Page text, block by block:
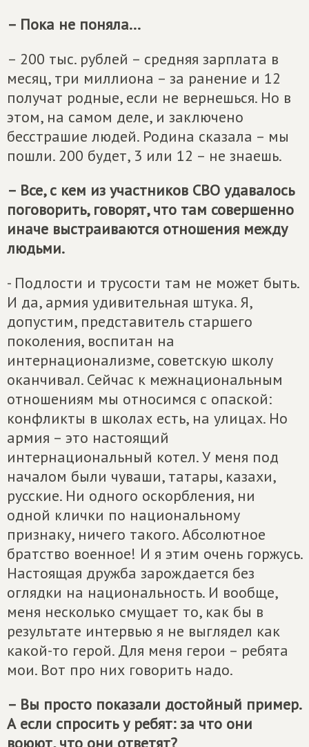
– Пока не поняла...
– 200 тыс. рублей – средняя зарплата в
месяц, три миллиона – за ранение и 12
получат родные, если не вернешься. Но в
этом, на самом деле, и заключено
бесстрашие людей. Родина сказала – мы
пошли. 200 будет, 3 или 12 – не знаешь.
– Все, с кем из участников СВО удавалось
поговорить, говорят, что там совершенно
иначе выстраиваются отношения между
людьми.
- Подлости и трусости там не может быть.
И да, армия удивительная штука. Я,
допустим, представитель старшего
поколения, воспитан на
интернационализме, советскую школу
оканчивал. Сейчас к межнациональным
отношениям мы относимся с опаской:
конфликты в школах есть, на улицах. Но
армия – это настоящий
интернациональный котел. У меня под
началом были чуваши, татары, казахи,
русские. Ни одного оскорбления, ни
одной клички по национальному
признаку, ничего такого. Абсолютное
братство военное! И я этим очень горжусь.
Настоящая дружба зарождается без
оглядки на национальность. И вообще,
меня несколько смущает то, как бы в
результате интервью я не выглядел как
какой-то герой. Для меня герои – ребята
мои. Вот про них говорить надо.
– Вы просто показали достойный пример.
А если спросить у ребят: за что они
воюют, что они ответят?